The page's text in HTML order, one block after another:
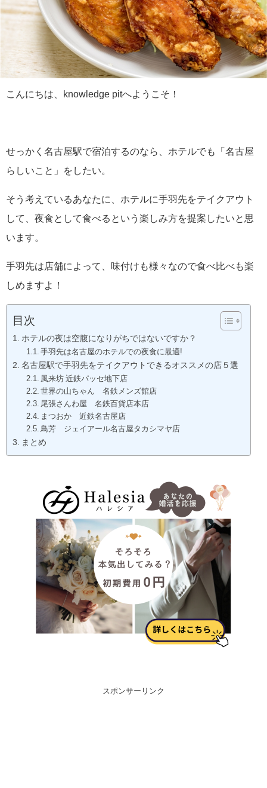
こんにちは、knowledge pitへようこそ！
せっかく名古屋駅で宿泊するのなら、ホテルでも「名古屋
らしいこと」をしたい。
そう考えているあなたに、ホテルに手羽先をテイクアウト
して、夜食として食べるという楽しみ方を提案したいと思
います。
手羽先は店舗によって、味付けも様々なので食べ比べも楽
しめますよ！
目次
ホテルの夜は空腹になりがちではないですか？
手羽先は名古屋のホテルでの夜食に最適!
名古屋駅で手羽先をテイクアウトできるオススメの店５選
風来坊 近鉄パッセ地下店
世界の山ちゃん 名鉄メンズ館店
尾張さんわ屋 名鉄百貨店本店
まつおか 近鉄名古屋店
鳥芳 ジェイアール名古屋タカシマヤ店
まとめ
スポンサーリンク